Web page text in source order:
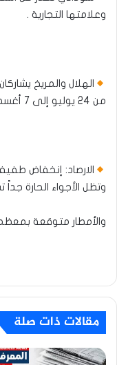
وعلامتها التجارية .
الهلال والمريخ
من 24 يوليو إلى 7 أغسطس، بمشاركة 12 فريقاً.
الارصاد: إنخفاض
وتظل الأجواء الحارة
والأمطار متوقعة بمعظم
مقالات ذات صلة